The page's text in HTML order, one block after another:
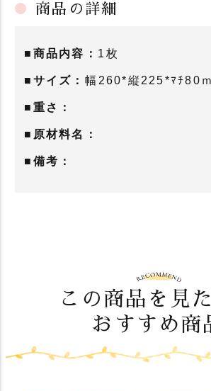
商品の詳細
■商品内容： 1枚
■サイズ： 幅260*縦225*ﾏﾁ80
■重さ：
■原材料名：
■備考：
この商品を見
おすすめ商